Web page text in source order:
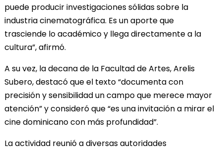
puede producir investigaciones sólidas sobre la
industria cinematográfica. Es un aporte que
trasciende lo académico y llega directamente a la
cultura”, afirmó.
A su vez, la decana de la Facultad de Artes, Arelis
Subero, destacó que el texto “documenta con
precisión y sensibilidad un campo que merece mayor
atención” y consideró que “es una invitación a mirar el
cine dominicano con más profundidad”.
La actividad reunió a diversas autoridades